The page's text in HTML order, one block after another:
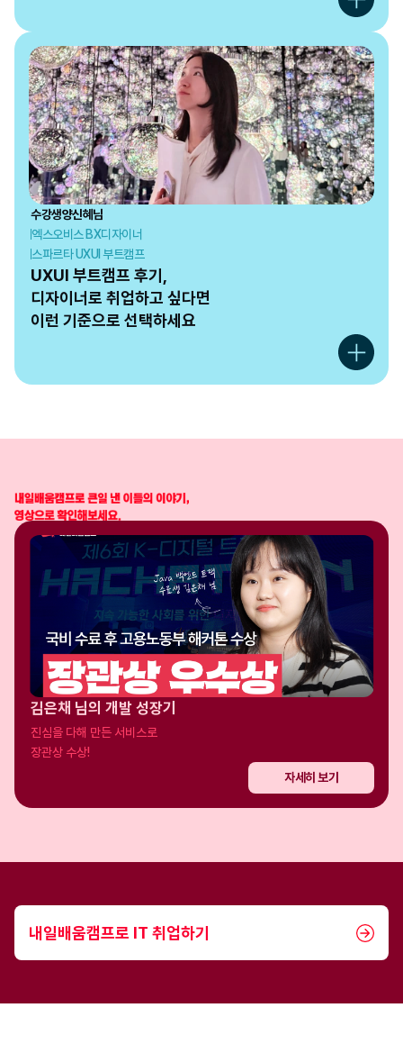
수강생양신혜 님
엑스오비스 BX디자이너
스파르타 UXUI 부트캠프
UXUI 부트캠프 후기,
디자이너로 취업하고 싶다면
이런 기준으로 선택하세요
김은채 님의 개발 성장기
진심을 다해 만든 서비스로
장관상 수상!
자세히 보기
내일배움캠프로 IT 취업하기